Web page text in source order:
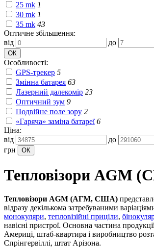
25 mk 1
30 mk 1
35 mk 43
Оптичне збільшення:
від
до
Особливості:
GPS-трекер 5
Змінна батарея 63
Лазерний далекомір 23
Оптичний зум 9
Подвійне поле зору 2
«Гаряча» заміна батареї 6
Ціна:
від
до
грн
Тепловізори AGM
Тепловізори AGM (АГМ, США)
відразу декількома затребуваними
монокуляри, тепловізійні приціли,
навісні пристрої. Основна частина
Америці, штаб-квартира і виробництво
Спрінгервіллі, штат Арізона.